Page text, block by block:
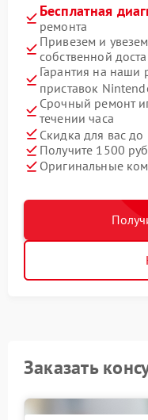
Бесплатная
ремонта
Привезем и
собственной
Гарантия на наши
приставок
Срочный ремонт
течении часа
Скидка для вас до
Получите 1500
Оригинальные
Заказать